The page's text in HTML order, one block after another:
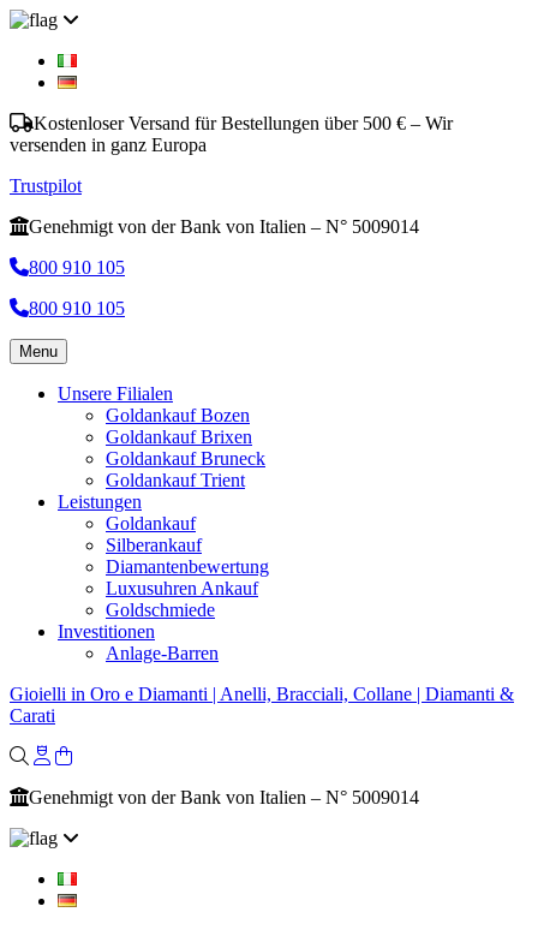
Kostenloser Versand für Bestellungen über 500 € – Wir
versenden in ganz Europa
Trustpilot
Genehmigt von der Bank von Italien – N° 5009014
800 910 105
800 910 105
Menu
Unsere Filialen
Goldankauf Bozen
Goldankauf Brixen
Goldankauf Bruneck
Goldankauf Trient
Leistungen
Goldankauf
Silberankauf
Diamantenbewertung
Luxusuhren Ankauf
Goldschmiede
Investitionen
Anlage-Barren
Gioielli in Oro e Diamanti | Anelli, Bracciali, Collane | Diamanti &
Carati
Genehmigt von der Bank von Italien – N° 5009014